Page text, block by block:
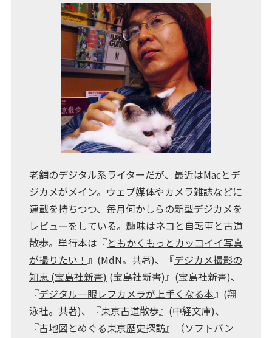
老舗のデジタル系ライターだが、最近はMacとデ
ジカメがメイン。ウェブ媒体やカメラ雑誌などに
連載を持ちつつ、毎月何かしらの新型デジカメを
レビューをしている。趣味はネコと自転車と古道
散歩。単行本は『ともかくもっとカッコイイ写真
が撮りたい！ 』(MdN。共著)、『デジカメ撮影の
知恵 (宝島社新書) (宝島社新書)』(宝島社新書)、
『デジタル一眼レフカメラが上手くなる本』(翔
泳社。共著)、『東京古道散歩』(中経文庫)、
『古地図とめぐる東京歴史探訪』（ソフトバン